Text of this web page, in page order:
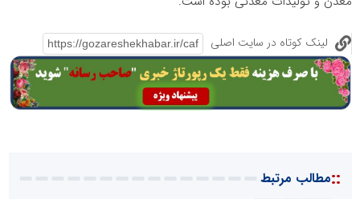
لینک کوتاه در سایت اصلی
::مطالب مرتبط